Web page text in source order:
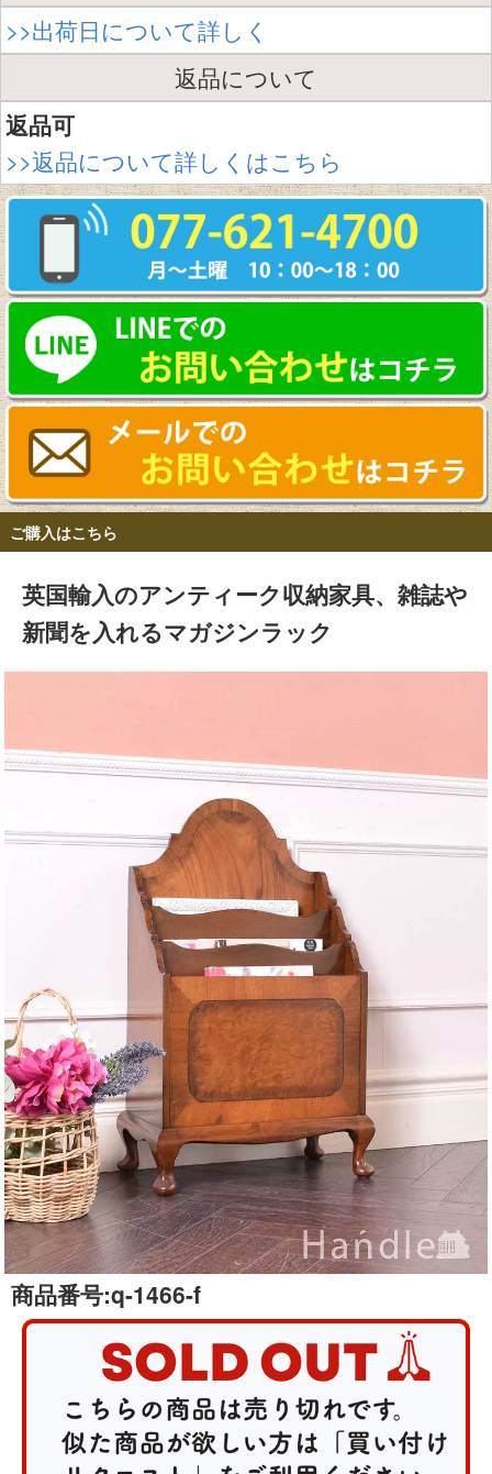
>>出荷日について詳しく
返品について
返品可
>>返品について詳しくはこちら
ご購入はこちら
英国輸入のアンティーク収納家具、雑誌や
新聞を入れるマガジンラック
商品番号:q-1466-f